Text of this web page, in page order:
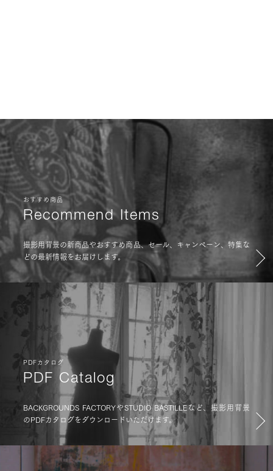
おすすめ商品
Recommend Items
撮影用背景の新商品やおすすめ商品、セール、キャンペーン、特集な
どの最新情報をお届けします。
PDFカタログ
PDF Catalog
BACKGROUNDS FACTORYやSTUDIO BASTILLEなど、撮影用背景
のPDFカタログをダウンロードいただけます。